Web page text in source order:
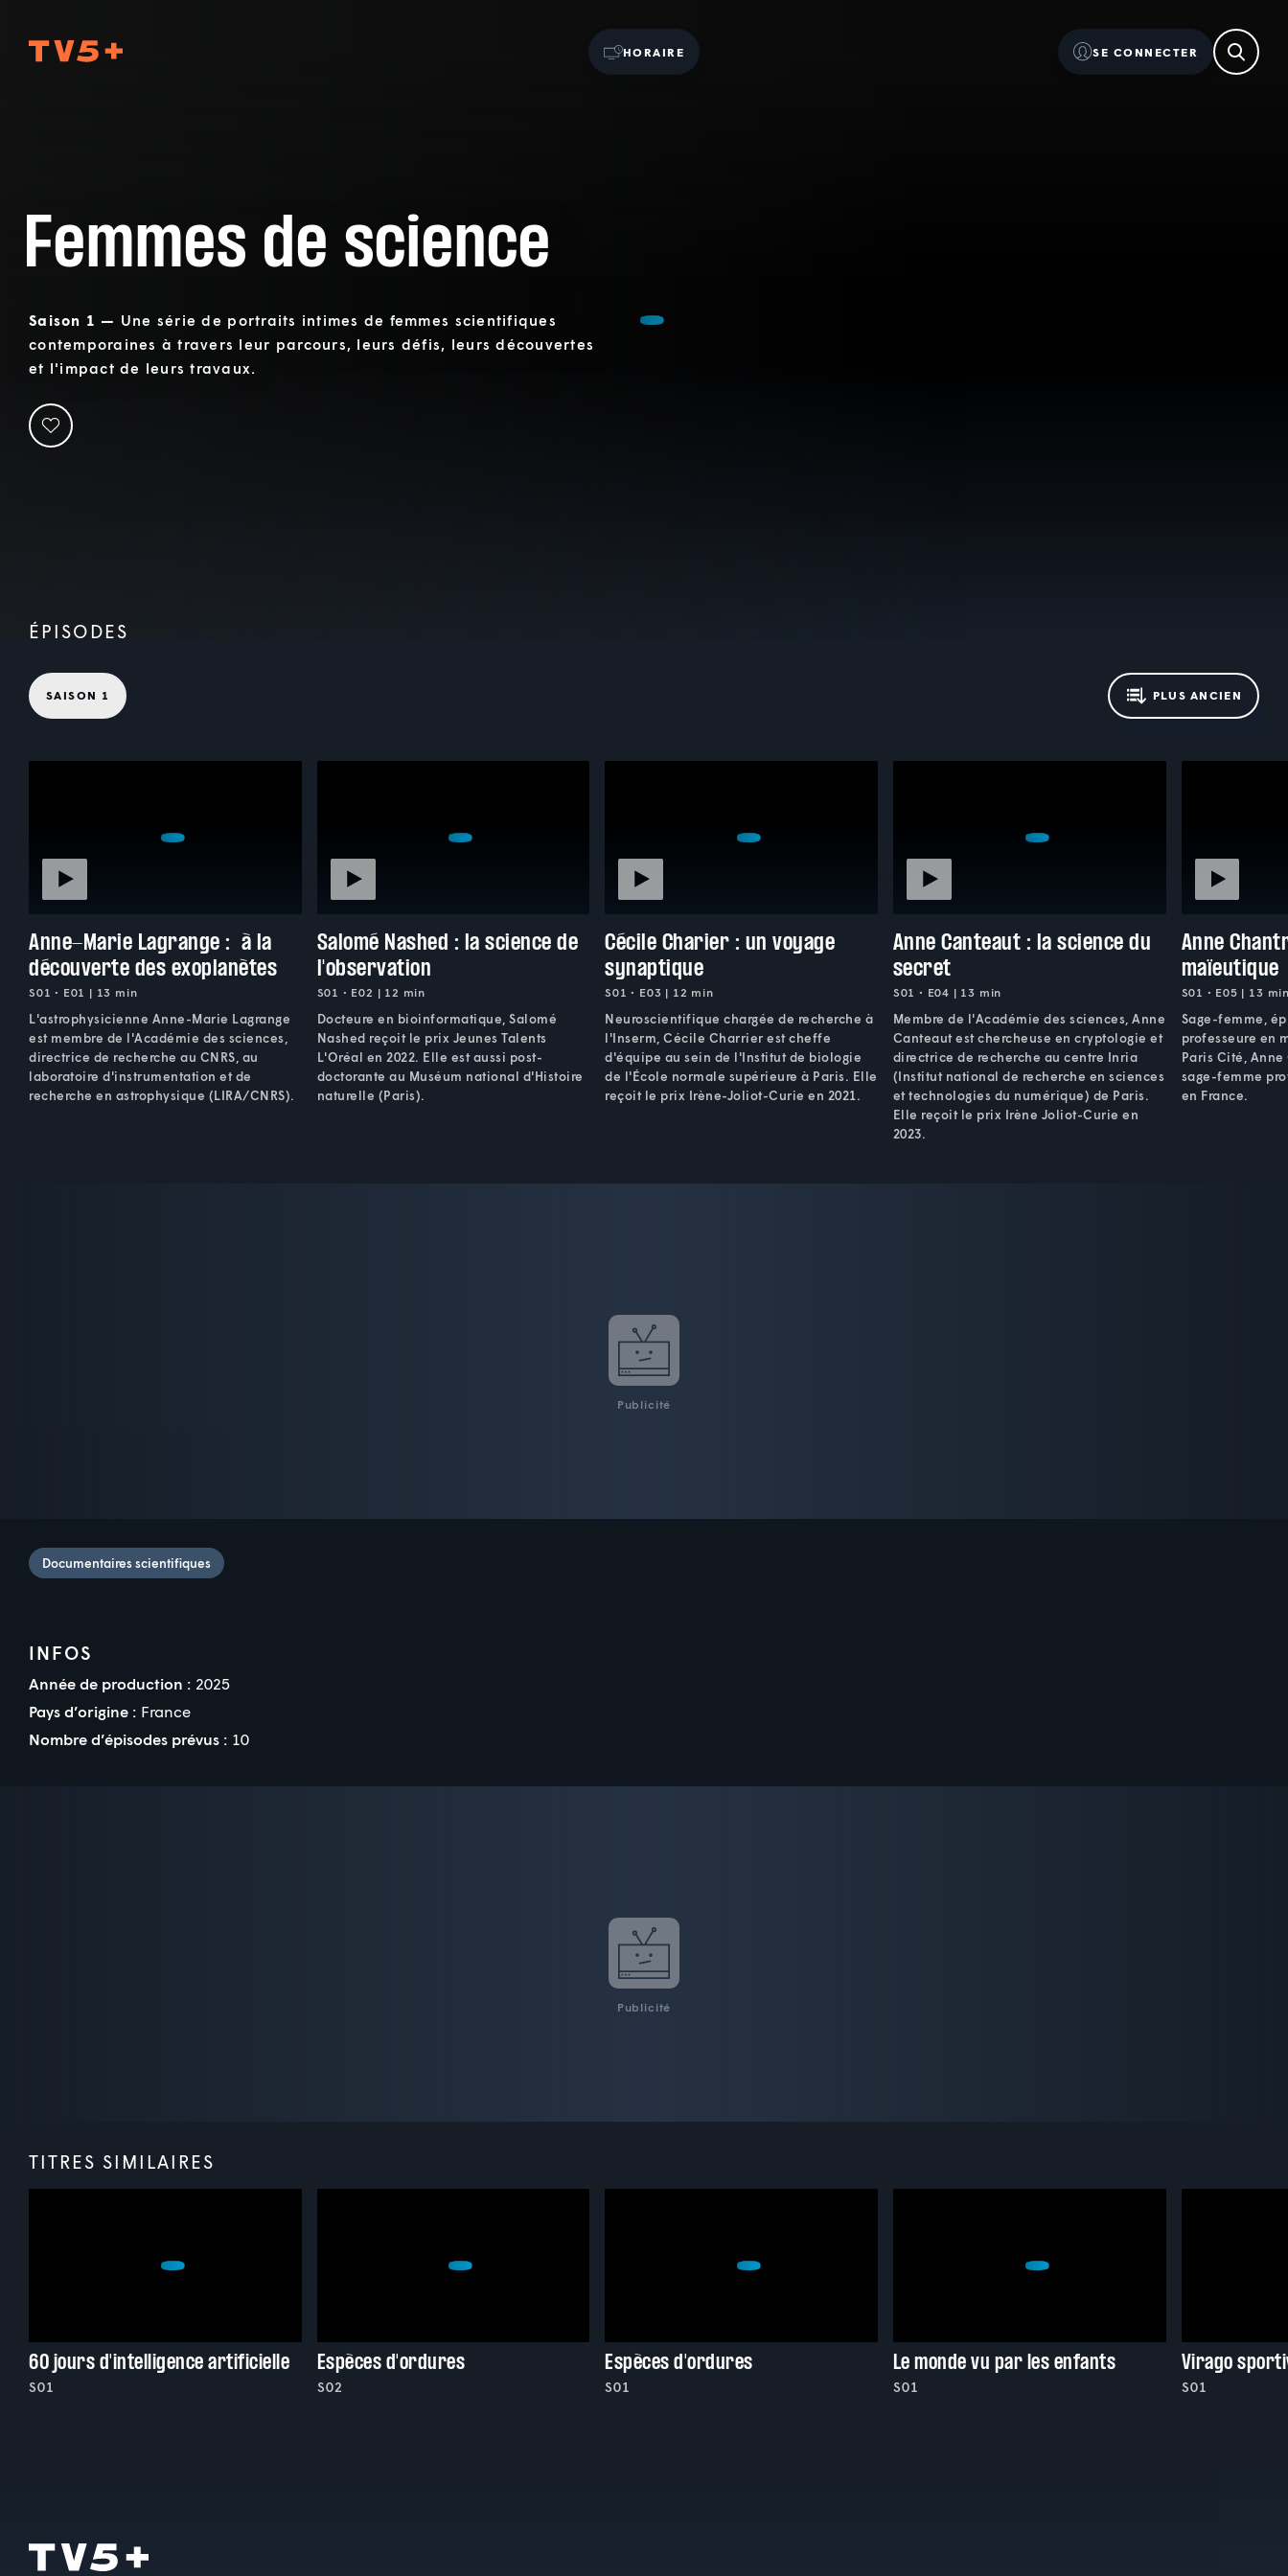
HORAIRE SE CONNECTER
Femmes de science
Saison 1 — Une série de portraits intimes de femmes scientifiques
contemporaines à travers leur parcours, leurs défis, leurs découvertes
et l'impact de leurs travaux.
ÉPISODES
SAISON 1 PLUS ANCIEN
Anne-Marie Lagrange : à la
découverte des exoplanètes
S01 • E01 | 13 min
L'astrophysicienne Anne-Marie Lagrange
est membre de l'Académie des sciences,
directrice de recherche au CNRS, au
laboratoire d'instrumentation et de
recherche en astrophysique (LIRA/CNRS).
Salomé Nashed : la science de
l'observation
S01 • E02 | 12 min
Docteure en bioinformatique, Salomé
Nashed reçoit le prix Jeunes Talents
L'Oréal en 2022. Elle est aussi post-
doctorante au Muséum national d'Histoire
naturelle (Paris).
Cécile Charier : un voyage
synaptique
S01 • E03 | 12 min
Neuroscientifique chargée de recherche à
l'Inserm, Cécile Charrier est cheffe
d'équipe au sein de l'Institut de biologie
de l'École normale supérieure à Paris. Elle
reçoit le prix Irène-Joliot-Curie en 2021.
Anne Canteaut : la science du
secret
S01 • E04 | 13 min
Membre de l'Académie des sciences, Anne
Canteaut est chercheuse en cryptologie et
directrice de recherche au centre Inria
(Institut national de recherche en sciences
et technologies du numérique) de Paris.
Elle reçoit le prix Irène Joliot-Curie en
2023.
Anne
maïeutique
S01 • E05 | 13
Sage-femme,
professeure en
Paris Cité,
sage-femme
en France.
Publicité
Documentaires scientifiques
INFOS
Année de production : 2025
Pays d’origine : France
Nombre d’épisodes prévus : 10
Publicité
TITRES SIMILAIRES
60 jours d'intelligence artificielle
S01
Espèces d'ordures
S02
Espèces d'ordures
S01
Le monde vu par les enfants
S01
Virago
S01